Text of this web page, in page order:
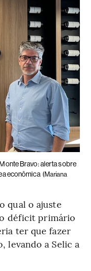
Bravo: alerta sobre
econômica (Mariana
qual o ajuste
déficit primário
ter que fazer
levando a Selic a